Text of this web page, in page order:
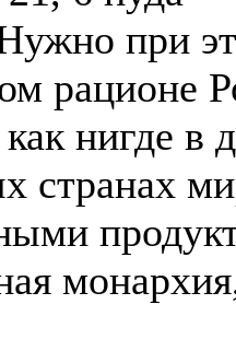
при
рационе
нигде в
странах